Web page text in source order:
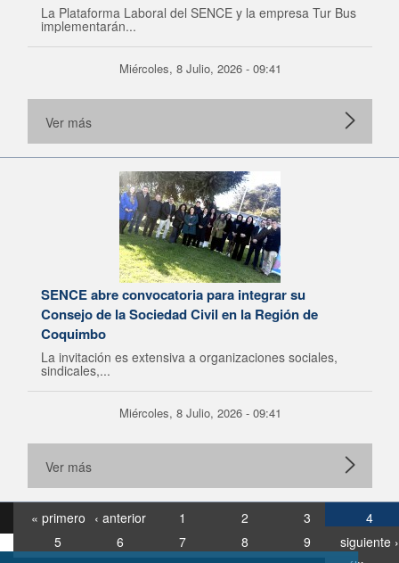
La Plataforma Laboral del SENCE y la empresa Tur Bus
implementarán...
Miércoles, 8 Julio, 2026 - 09:41
Ver más
SENCE abre convocatoria para integrar su
Consejo de la Sociedad Civil en la Región de
Coquimbo
La invitación es extensiva a organizaciones sociales,
sindicales,...
Miércoles, 8 Julio, 2026 - 09:41
Ver más
« primero ‹ anterior 1 2 3
4
5
6 7 8 9
siguiente ›